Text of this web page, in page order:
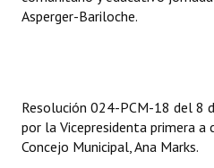
Noticias Destacadas
Premio al Mérito - Registro
Audiencias Públicas - Registro
Asperger-Bariloche.
Resolución 024-PCM-18 del 8
por la Vicepresidenta primera a
Concejo Municipal, Ana Marks.